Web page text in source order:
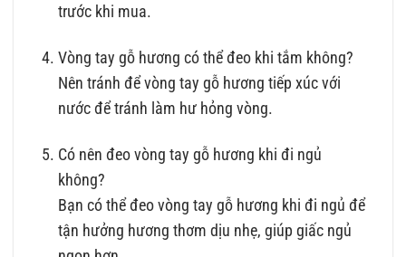
trước khi mua.
Vòng tay gỗ hương có thể đeo khi tắm không?
Nên tránh để vòng tay gỗ hương tiếp xúc với
nước để tránh làm hư hỏng vòng.
Có nên đeo vòng tay gỗ hương khi đi ngủ
không?
Bạn có thể đeo vòng tay gỗ hương khi đi ngủ để
tận hưởng hương thơm dịu nhẹ, giúp giấc ngủ